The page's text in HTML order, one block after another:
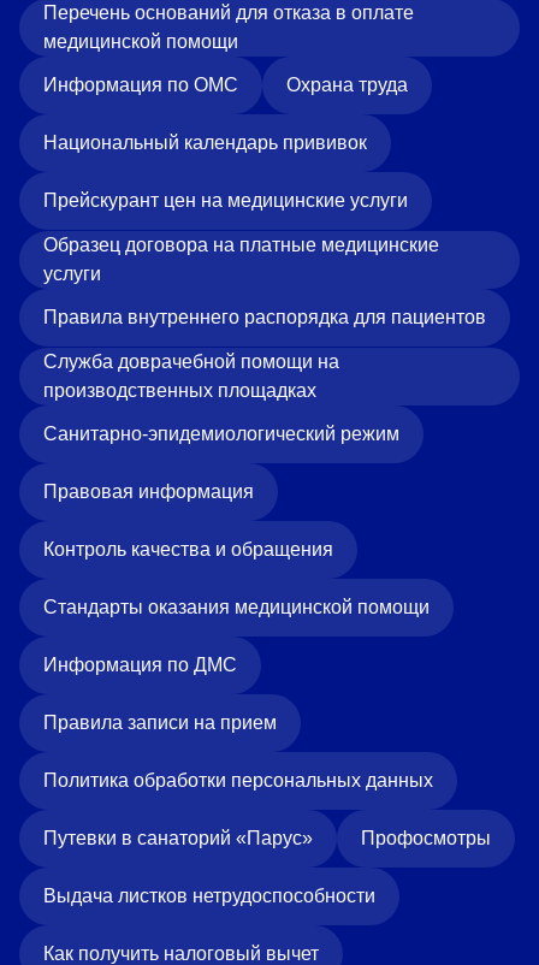
Перечень оснований для отказа в оплате
медицинской помощи
Информация по ОМС Охрана труда
Национальный календарь прививок
Прейскурант цен на медицинские услуги
Образец договора на платные медицинские
услуги
Правила внутреннего распорядка для пациентов
Служба доврачебной помощи на
производственных площадках
Санитарно-эпидемиологический режим
Правовая информация
Контроль качества и обращения
Стандарты оказания медицинской помощи
Информация по ДМС
Правила записи на прием
Политика обработки персональных данных
Путевки в санаторий «Парус» Профосмотры
Выдача листков нетрудоспособности
Как получить налоговый вычет